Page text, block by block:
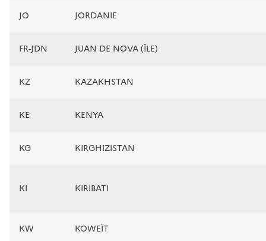
JO JORDANIE
FR-JDN JUAN DE NOVA (ÎLE)
KZ KAZAKHSTAN
KE KENYA
KG KIRGHIZISTAN
KI KIRIBATI
KW KOWEÏT